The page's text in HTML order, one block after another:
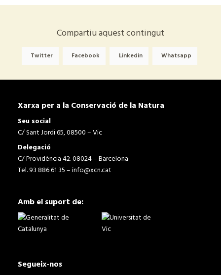
Compartiu aquest contingut
Twitter Facebook Linkedin Whatsapp
Xarxa per a la Conservació de la Natura
Seu social
C/ Sant Jordi 65, 08500 – Vic
Delegació
C/ Providència 42. 08024 – Barcelona
Tel. 93 886 61 35 –info@xcn.cat
Amb el suport de:
Segueix-nos